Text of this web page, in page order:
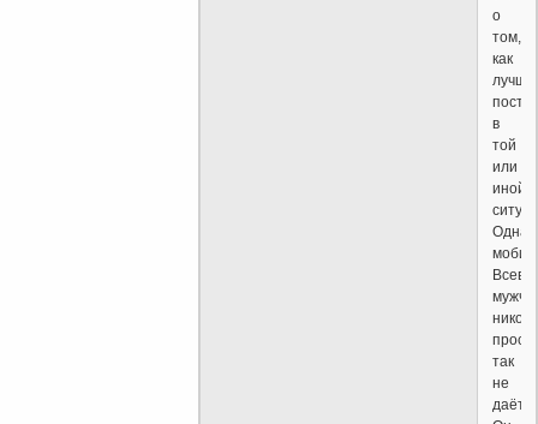
о
том,
как
лучше
в
той
или
иной
так
не
даёт.